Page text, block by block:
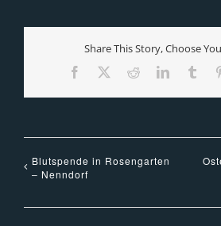
Share This Story, Choose
Facebook RedditLinkedIn
Blutspende in Rosengarten
– Nenndorf